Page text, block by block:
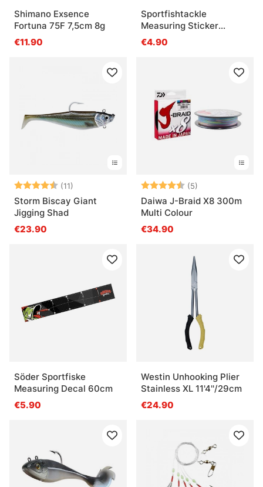
Shimano Exsence
Fortuna 75F 7,5cm 8g
€11.90
Sportfishtackle
Measuring Sticker
Transparent - 136x5cm
€4.90
Arvio: (11)
4.5 5:sta tähdestä
Storm Biscay Giant
Jigging Shad
€23.90
Arvio: (5)
Daiwa J-Braid X8 300m
Multi Colour
€34.90
Söder Sportfiske
Measuring Decal 60cm
€5.90
Westin Unhooking Plier
Stainless XL 11'4''/29cm
€24.90